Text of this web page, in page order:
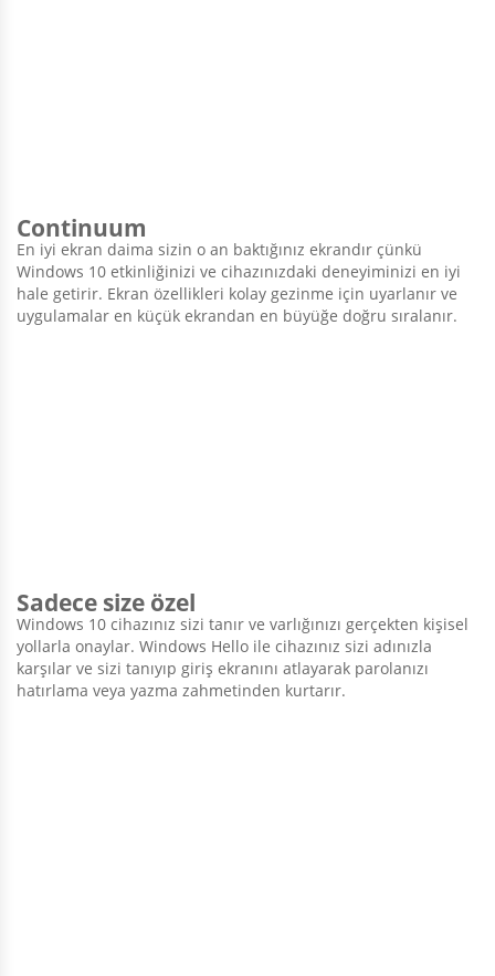
Continuum
En iyi ekran daima sizin o an baktığınız ekrandır çünkü
Windows 10 etkinliğinizi ve cihazınızdaki deneyiminizi en iyi
hale getirir. Ekran özellikleri kolay gezinme için uyarlanır ve
uygulamalar en küçük ekrandan en büyüğe doğru sıralanır.
Sadece size özel
Windows 10 cihazınız sizi tanır ve varlığınızı gerçekten kişisel
yollarla onaylar. Windows Hello ile cihazınız sizi adınızla
karşılar ve sizi tanıyıp giriş ekranını atlayarak parolanızı
hatırlama veya yazma zahmetinden kurtarır.